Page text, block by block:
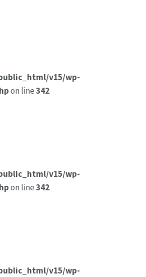
v15/wp-
on line342
v15/wp-
on line342
v15/wp-